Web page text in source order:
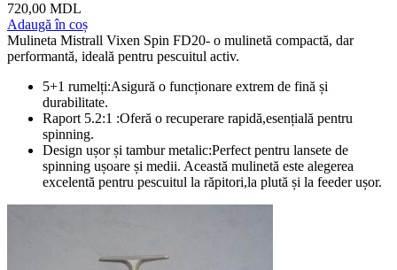
720,00 MDL
Adaugă în coș
Mulineta Mistrall Vixen Spin FD20- o mulinetă compactă, dar
performantă, ideală pentru pescuitul activ.
5+1 rumelți:Asigură o funcționare extrem de fină și
durabilitate.
Raport 5.2:1 :Oferă o recuperare rapidă,esențială pentru
spinning.
Design ușor și tambur metalic:Perfect pentru lansete de
spinning ușoare și medii. Această mulinetă este alegerea
excelentă pentru pescuitul la răpitori,la plută și la feeder ușor.